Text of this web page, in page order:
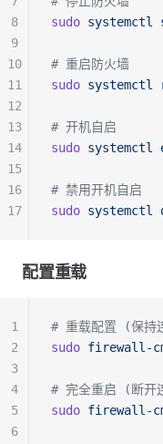
sudo systemctl
# 重启防火墙
sudo systemctl
# 开机自启
sudo systemctl
# 禁用开机自启
sudo systemctl
8
9
10
11
12
13
14
15
16
17
配置重载
# 重载配置 (保持
sudo firewall-
# 完全重启 (断开
sudo firewall-
1
2
3
4
5
6